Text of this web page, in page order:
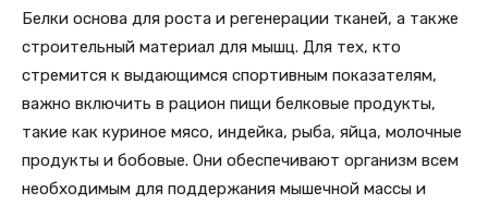
Белки основа для роста и регенерации тканей, а также
строительный материал для мышц. Для тех, кто
стремится к выдающимся спортивным показателям,
важно включить в рацион пищи белковые продукты,
такие как куриное мясо, индейка, рыба, яйца, молочные
продукты и бобовые. Они обеспечивают организм всем
необходимым для поддержания мышечной массы и